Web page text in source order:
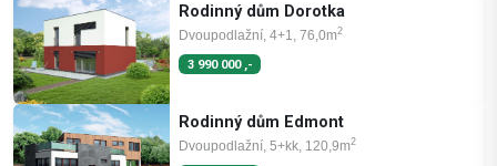
Rodinný dům Dorotka
Dvoupodlažní, 4+1, 76,0m2
3 990 000 ,-
Rodinný dům Edmont
Dvoupodlažní, 5+kk, 120,9m2